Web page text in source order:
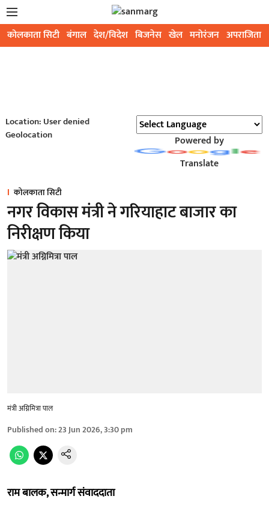
कोलकाता सिटी बंगाल देश/विदेश बिजनेस खेल मनोरंजन अपराजिता
Location: User denied
Geolocation
Powered by
Translate
कोलकाता सिटी
नगर विकास मंत्री ने गरियाहाट बाजार का
निरीक्षण किया
मंत्री अग्निमित्रा पाल
Published on:23 Jun 2026, 3:30 pm
राम बालक, सन्मार्ग संवाददाता